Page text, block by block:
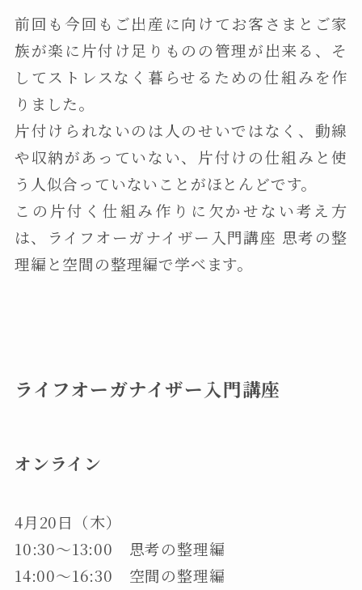
前回も今回もご出産に向けてお客さまとご家
族が楽に片付け足りものの管理が出来る、そ
してストレスなく暮らせるための仕組みを作
りました。
片付けられないのは人のせいではなく、動線
や収納があっていない、片付けの仕組みと使
う人似合っていないことがほとんどです。
この片付く仕組み作りに欠かせない考え方
は、ライフオーガナイザー入門講座 思考の整
理編と空間の整理編で学べます。
ライフオーガナイザー入門講座
オンライン
4月20日（木）
10:30～13:00 思考の整理編
14:00～16:30 空間の整理編